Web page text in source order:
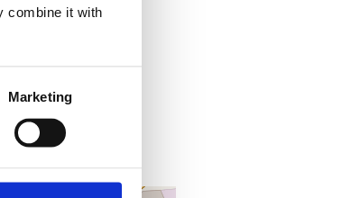
combine it with
Marketing
στο ημερολόγιό σας
Teams